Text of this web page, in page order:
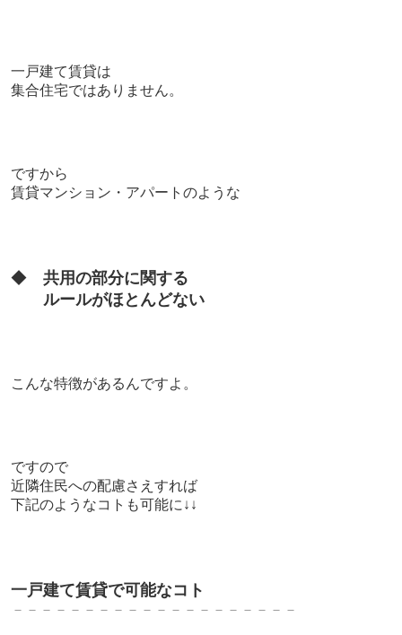
一戸建て賃貸は
集合住宅ではありません。
ですから
賃貸マンション・アパートのような
◆ 共用の部分に関する
ルールがほとんどない
こんな特徴があるんですよ。
ですので
近隣住民への配慮さえすれば
下記のようなコトも可能に↓↓
一戸建て賃貸で可能なコト
－－－－－－－－－－－－－－－－－－－－